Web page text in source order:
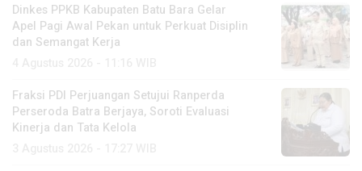
Dinkes PPKB Kabupaten Batu Bara Gelar
Apel Pagi Awal Pekan untuk Perkuat Disiplin
dan Semangat Kerja
Fraksi PDI Perjuangan Setujui Ranperda
Perseroda Batra Berjaya, Soroti Evaluasi
Kinerja dan Tata Kelola